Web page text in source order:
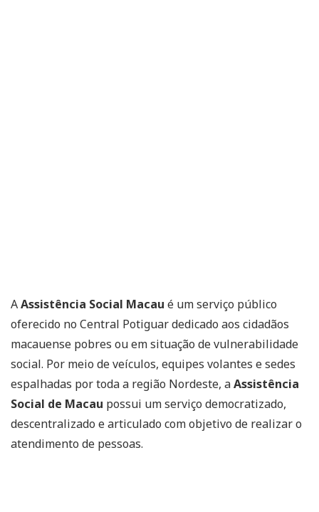
AAssistência Social Macau é um serviço público
oferecido no Central Potiguar dedicado aos cidadãos
macauense pobres ou em situação de vulnerabilidade
social. Por meio de veículos, equipes volantes e sedes
espalhadas por toda a região Nordeste, aAssistência
Social de Macau possui um serviço democratizado,
descentralizado e articulado com objetivo de realizar o
atendimento de pessoas.